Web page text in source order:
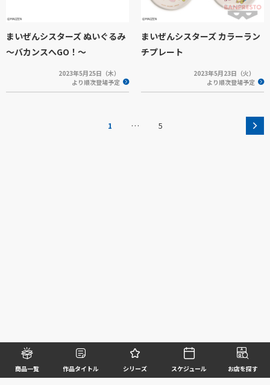
商品一覧 作品タイトル シリーズ スケジュール お店を探す
まいぜんシスターズ ぬいぐるみ
～バカンスへGO！～
2023年5月25日（木）
より順次登場予定
まいぜんシスターズ カラーラン
チプレート
2023年5月23日（火）
より順次登場予定
1 … 5